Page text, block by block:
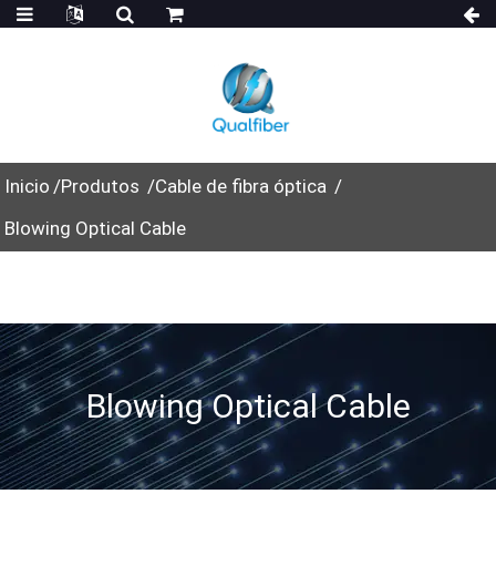
Inicio Produtos
Cable de fibra óptica
Blowing Optical Cable
Blowing Optical Cable